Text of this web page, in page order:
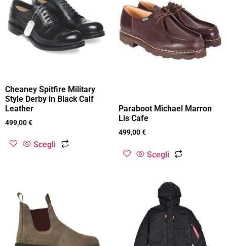
Cheaney Spitfire Military
Style Derby in Black Calf
Leather
499,00€
Scegli
Paraboot Michael Marron
Lis Cafe
499,00€
Scegli